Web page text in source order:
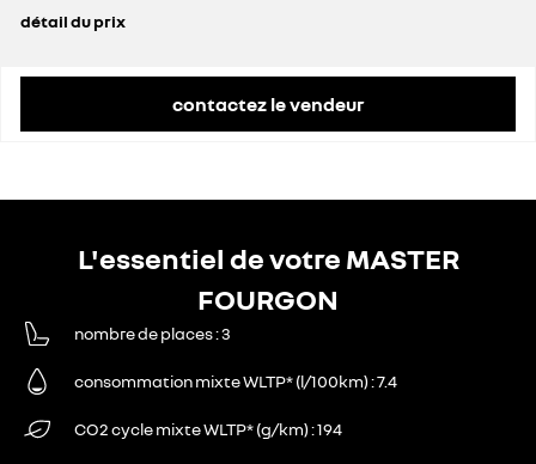
détail du prix
contactez le vendeur
L'essentiel de votre MASTER
FOURGON
nombre de places 3
consommation mixte WLTP* (l/100km) 7.4
CO2 cycle mixte WLTP* (g/km) 194